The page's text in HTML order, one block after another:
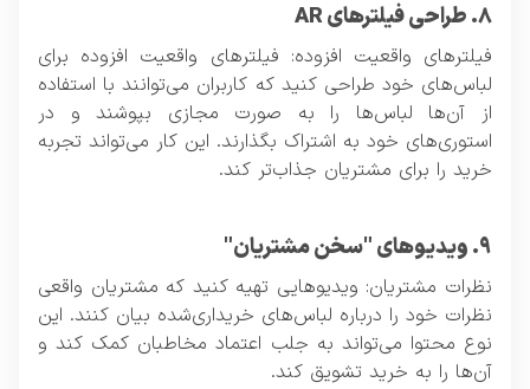
۸. طراحی فیلترهای AR
فیلترهای واقعیت افزوده: فیلترهای واقعیت افزوده برای
لباس‌های خود طراحی کنید که کاربران می‌توانند با استفاده
از آن‌ها لباس‌ها را به صورت مجازی بپوشند و در
استوری‌های خود به اشتراک بگذارند. این کار می‌تواند تجربه
خرید را برای مشتریان جذاب‌تر کند.
۹. ویدیوهای "سخن مشتریان"
نظرات مشتریان: ویدیوهایی تهیه کنید که مشتریان واقعی
نظرات خود را درباره لباس‌های خریداری‌شده بیان کنند. این
نوع محتوا می‌تواند به جلب اعتماد مخاطبان کمک کند و
آن‌ها را به خرید تشویق کند.